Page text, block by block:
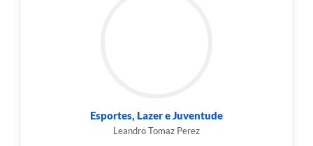
Esportes, Lazer e Juventude
Leandro Tomaz Perez